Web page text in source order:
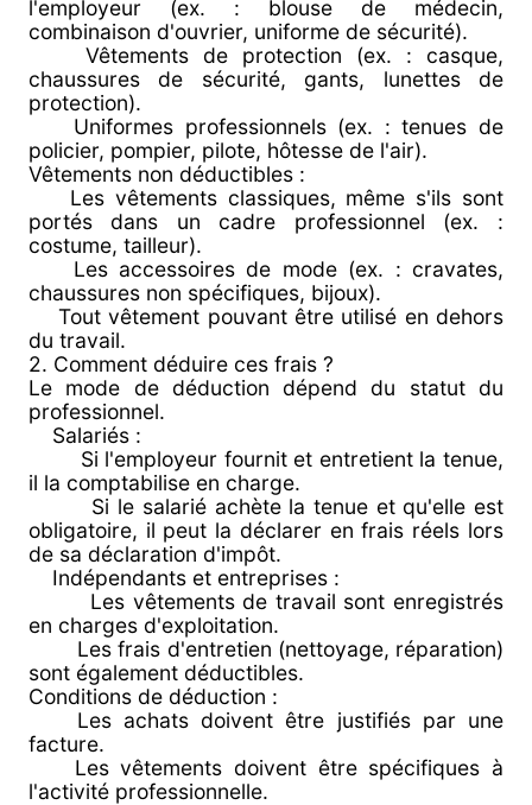
l'employeur (ex. : blouse de médecin,
combinaison d'ouvrier, uniforme de sécurité).
Vêtements de protection (ex. : casque,
chaussures de sécurité, gants, lunettes de
protection).
Uniformes professionnels (ex. : tenues de
policier, pompier, pilote, hôtesse de l'air).
Vêtements non déductibles :
Les vêtements classiques, même s'ils sont
portés dans un cadre professionnel (ex. :
costume, tailleur).
Les accessoires de mode (ex. : cravates,
chaussures non spécifiques, bijoux).
Tout vêtement pouvant être utilisé en dehors
du travail.
2. Comment déduire ces frais ?
Le mode de déduction dépend du statut du
professionnel.
Salariés :
Si l'employeur fournit et entretient la tenue,
il la comptabilise en charge.
Si le salarié achète la tenue et qu'elle est
obligatoire, il peut la déclarer en frais réels lors
de sa déclaration d'impôt.
Indépendants et entreprises :
Les vêtements de travail sont enregistrés
en charges d'exploitation.
Les frais d'entretien (nettoyage, réparation)
sont également déductibles.
Conditions de déduction :
Les achats doivent être justifiés par une
facture.
Les vêtements doivent être spécifiques à
l'activité professionnelle.